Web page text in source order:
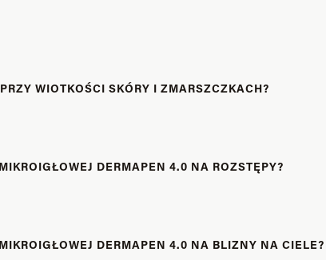
WIOTKOŚCI SKÓRY I ZMARSZCZKACH?
DERMAPEN 4.0 NA ROZSTĘPY?
DERMAPEN 4.0 NA BLIZNY NA CIELE?